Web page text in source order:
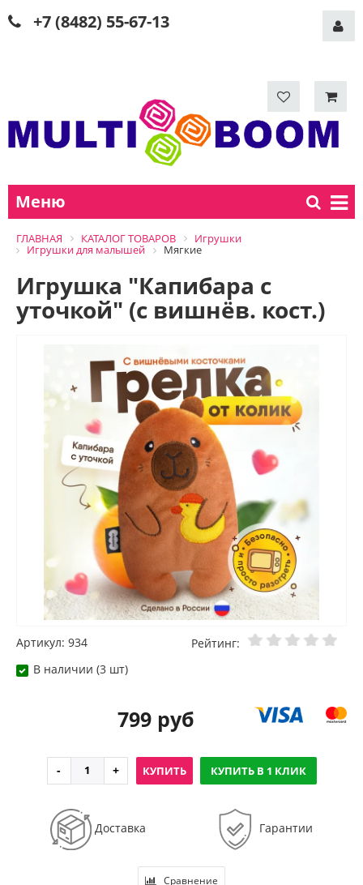
+7 (8482) 55-67-13
Меню
ГЛАВНАЯ КАТАЛОГ ТОВАРОВ
Игрушки
Игрушки для малышей
Мягкие
Игрушка "Капибара с
уточкой" (с вишнёв. кост.)
Артикул: 934
Рейтинг:
В наличии (3 шт)
799 руб
КУПИТЬ КУПИТЬ В 1 КЛИК
Доставка Гарантии
Сравнение